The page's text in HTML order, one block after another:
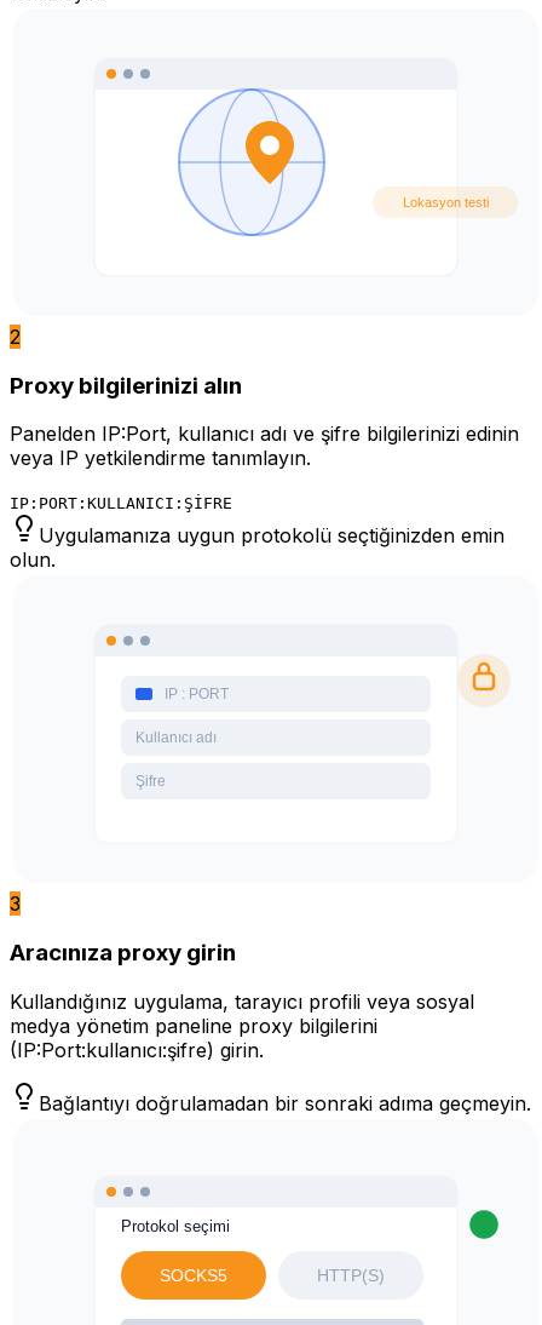
2
Proxy bilgilerinizi alın
Panelden IP:Port, kullanıcı adı ve şifre bilgilerinizi edinin
veya IP yetkilendirme tanımlayın.
IP:PORT:KULLANICI:ŞİFRE
Uygulamanıza uygun protokolü seçtiğinizden emin
olun.
3
Aracınıza proxy girin
Kullandığınız uygulama, tarayıcı profili veya sosyal
medya yönetim paneline proxy bilgilerini
(IP:Port:kullanıcı:şifre) girin.
Bağlantıyı doğrulamadan bir sonraki adıma geçmeyin.